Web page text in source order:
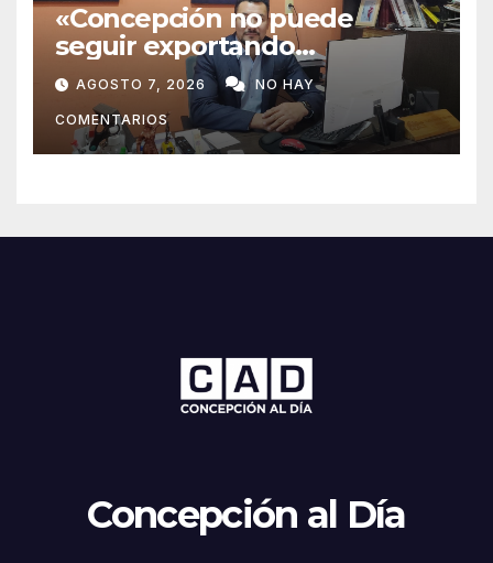
«Concepción no puede
seguir exportando
juventud»: Lelly Javier Acosta
Silva propone transformar la
ciudad en un polo de
atracción de inversiones
AGOSTO 7, 2026 NO HAY
COMENTARIOS
Concepción al Día